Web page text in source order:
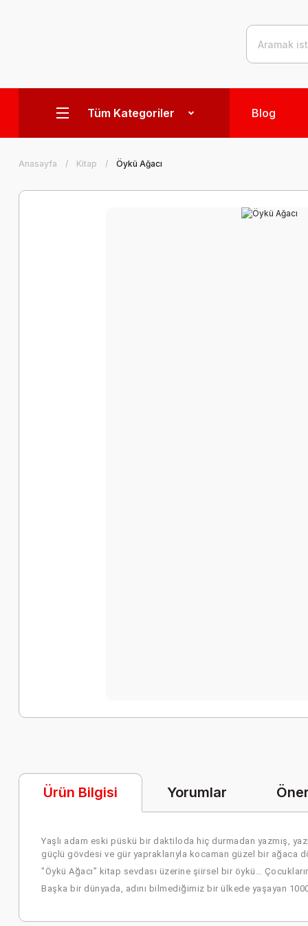
Tüm Kategoriler Blog
Anasayfa Kitap Öykü Ağacı
Ürün Bilgisi Yorumlar
Yaşlı adam eski püskü bir daktiloda hiç durmadan yazmış,
güçlü gövdesi ve gür yapraklarıyla kocaman güzel bir ağaca
"Öykü Ağacı” kitap sevdası üzerine şiirsel bir öykü…
Başka bir dünyada, adını bilmediğimiz bir ülkede yaşayan